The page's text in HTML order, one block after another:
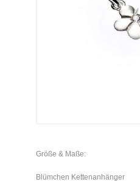
Größe & Maße:
Blümchen Kettenanhänger